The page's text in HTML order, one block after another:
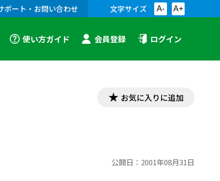
ポート・お問い合わせ 文字サイズ A- A+
使い方ガイド 会員登録 ログイン
お気に入りに追加
公開日： 2001年08月31日